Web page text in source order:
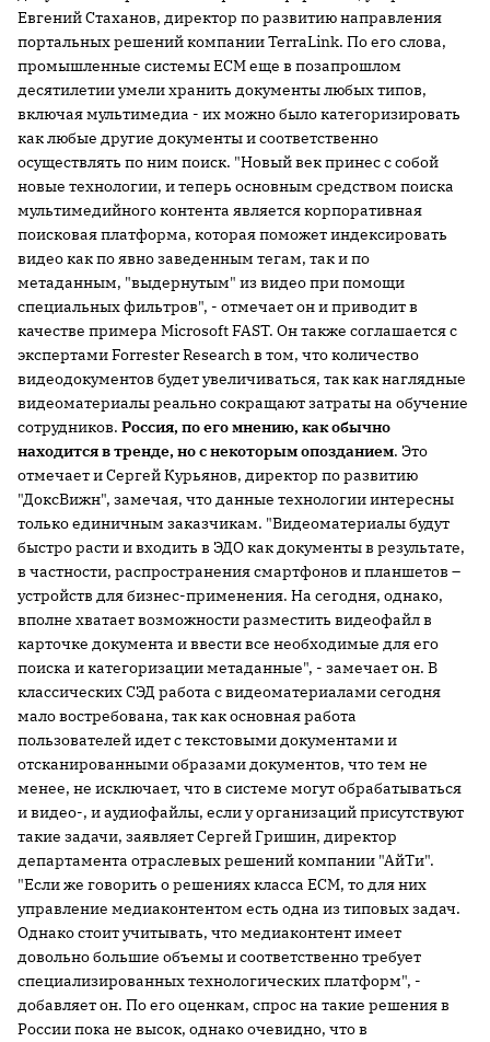
Евгений Стаханов, директор по развитию направления
портальных решений компании TerraLink. По его слова,
промышленные системы ECM еще в позапрошлом
десятилетии умели хранить документы любых типов,
включая мультимедиа - их можно было категоризировать
как любые другие документы и соответственно
осуществлять по ним поиск. "Новый век принес с собой
новые технологии, и теперь основным средством поиска
мультимедийного контента является корпоративная
поисковая платформа, которая поможет индексировать
видео как по явно заведенным тегам, так и по
метаданным, "выдернутым" из видео при помощи
специальных фильтров", - отмечает он и приводит в
качестве примера Microsoft FAST. Он также соглашается с
экспертами Forrester Research в том, что количество
видеодокументов будет увеличиваться, так как наглядные
видеоматериалы реально сокращают затраты на обучение
сотрудников. Россия, по его мнению, как обычно
находится в тренде, но с некоторым опозданием. Это
отмечает и Сергей Курьянов, директор по развитию
"ДоксВижн", замечая, что данные технологии интересны
только единичным заказчикам. "Видеоматериалы будут
быстро расти и входить в ЭДО как документы в результате,
в частности, распространения смартфонов и планшетов –
устройств для бизнес-применения. На сегодня, однако,
вполне хватает возможности разместить видеофайл в
карточке документа и ввести все необходимые для его
поиска и категоризации метаданные", - замечает он. В
классических СЭД работа с видеоматериалами сегодня
мало востребована, так как основная работа
пользователей идет с текстовыми документами и
отсканированными образами документов, что тем не
менее, не исключает, что в системе могут обрабатываться
и видео-, и аудиофайлы, если у организаций присутствуют
такие задачи, заявляет Сергей Гришин, директор
департамента отраслевых решений компании "АйТи".
"Если же говорить о решениях класса ECM, то для них
управление медиаконтентом есть одна из типовых задач.
Однако стоит учитывать, что медиаконтент имеет
довольно большие объемы и соответственно требует
специализированных технологических платформ", -
добавляет он. По его оценкам, спрос на такие решения в
России пока не высок, однако очевидно, что в